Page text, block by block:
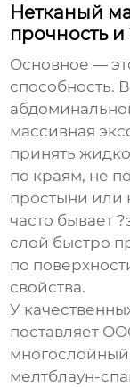
Нетканый
прочность
Основное —
способность.
массивная
принять
по краям, не
простыни или
часто бывает
слой быстро
по
свойства.
У
поставляет
мелтблаун-